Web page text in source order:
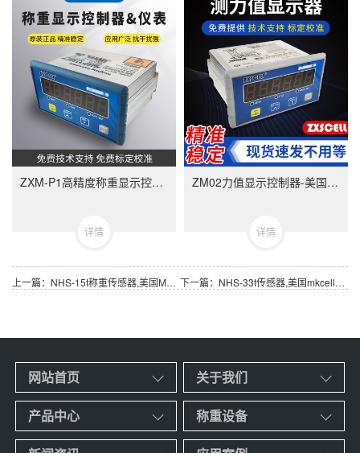
ZXM-P1高精度称重显示控制器-ZXMP1美国中克塞尔品牌称重仪表
详情
ZM02力值显示控制器-美国中克塞尔品牌称重仪表
详情
上一篇：NHS-15t称重传感器,美国MKcells品牌NHS-A-15t扭环式称重传感器 下一篇：NHS-33t传感器,美国mkcells NHS-33t 称重传感器
网站首页 关于我们
产品中心 称重设备